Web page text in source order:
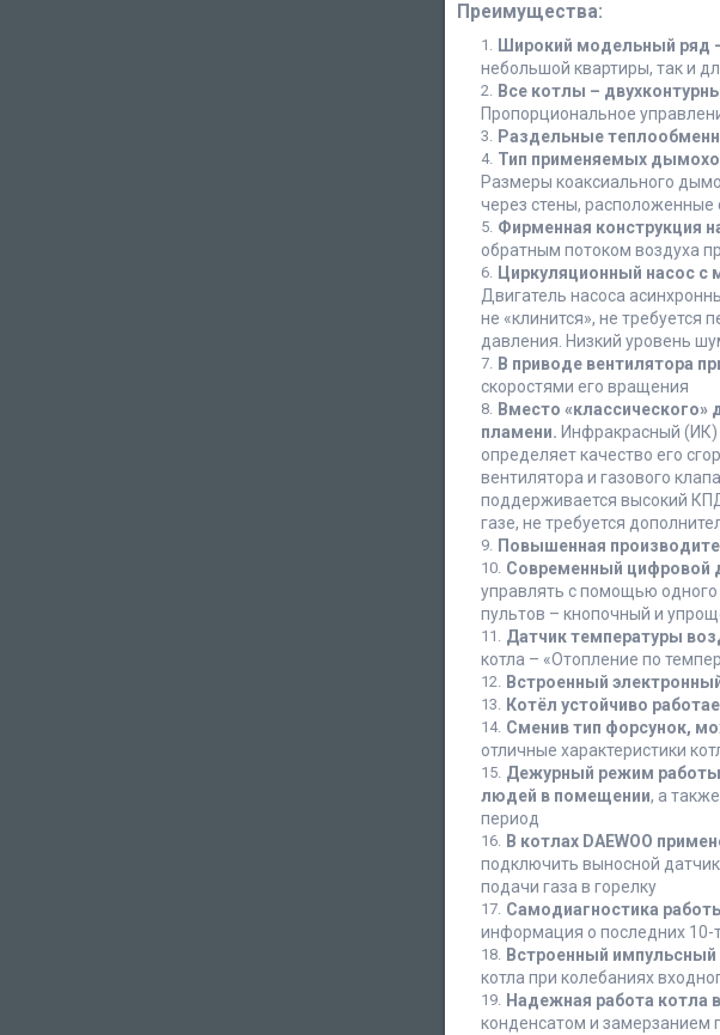
Преимущества:
Широкий модельный ряд
небольшой квартиры, так и
Все котлы –
Пропорциональное
Раздельные
Тип применяемых
Размеры коаксиального
через стены, расположенные
Фирменная конструкция
обратным потоком воздуха
Циркуляционный насос с
Двигатель насоса
не «клинится», не требуется
давления. Низкий уровень
В приводе вентилятора
скоростями его вращения
Вместо «классического»
пламени. Инфракрасный (ИК)
определяет качество его
вентилятора и газового
поддерживается высокий
газе, не требуется
Повышенная
Современный цифровой
управлять с помощью
пультов – кнопочный и
Датчик температуры
котла – «Отопление по
Встроенный
Котёл устойчиво
Сменив тип форсунок,
отличные характеристики
Дежурный режим работы
людей в помещении, а
период
В котлах DAEWOO
подключить выносной
подачи газа в горелку
Самодиагностика
информация о последних 10-
Встроенный импульсный
котла при колебаниях
Надежная работа котла
конденсатом и замерзанием